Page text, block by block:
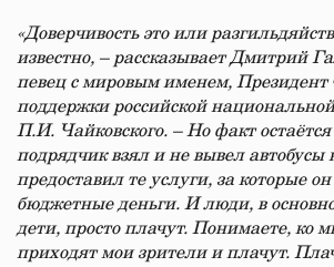
«Доверчивость это или
известно, – рассказывает Дмитрий
певец с мировым именем,
поддержки российской
П.И. Чайковского. – Но факт
подрядчик взял и не вывел
предоставил те услуги, за которые
бюджетные деньги. И люди, в
дети, просто плачут. Понимаете, ко
приходят мои зрители и плачут.